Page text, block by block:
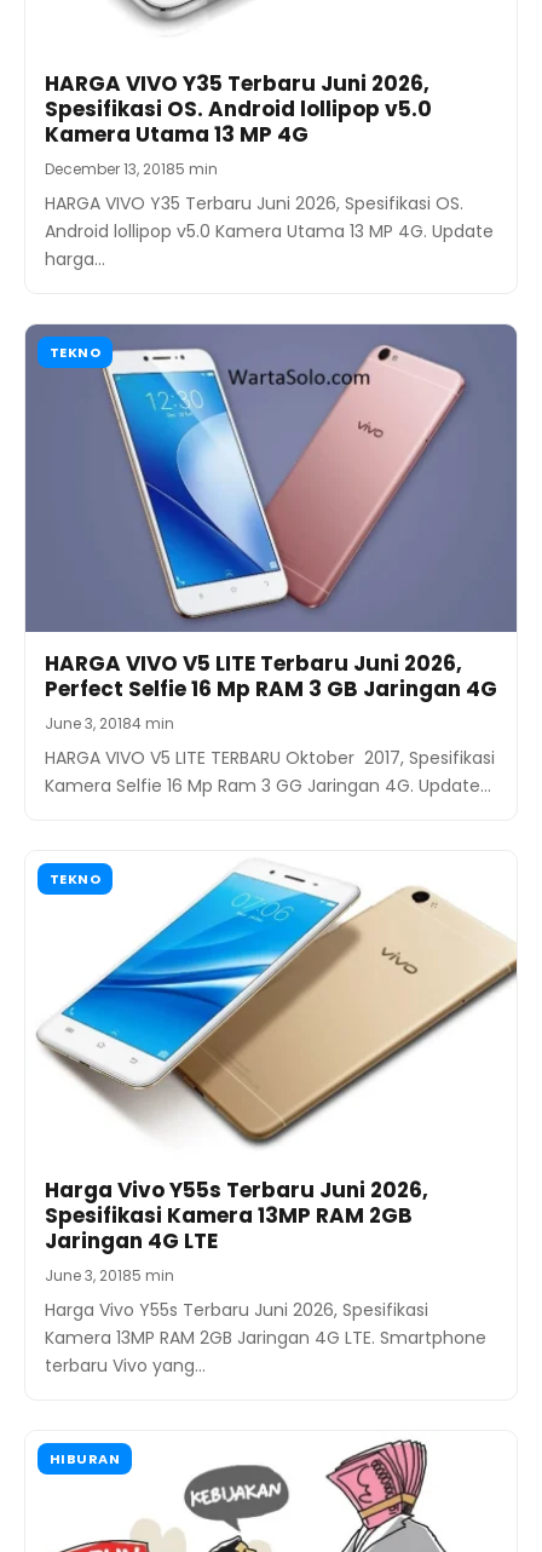
HARGA VIVO Y35 Terbaru Juni 2026,
Spesifikasi OS. Android lollipop v5.0
Kamera Utama 13 MP 4G
December 13, 20185 min
HARGA VIVO Y35 Terbaru Juni 2026, Spesifikasi OS.
Android lollipop v5.0 Kamera Utama 13 MP 4G. Update
harga…
TEKNO
HARGA VIVO V5 LITE Terbaru Juni 2026,
Perfect Selfie 16 Mp RAM 3 GB Jaringan 4G
June 3, 20184 min
HARGA VIVO V5 LITE TERBARU Oktober 2017, Spesifikasi
Kamera Selfie 16 Mp Ram 3 GG Jaringan 4G. Update…
TEKNO
Harga Vivo Y55s Terbaru Juni 2026,
Spesifikasi Kamera 13MP RAM 2GB
Jaringan 4G LTE
June 3, 20185 min
Harga Vivo Y55s Terbaru Juni 2026, Spesifikasi
Kamera 13MP RAM 2GB Jaringan 4G LTE. Smartphone
terbaru Vivo yang…
HIBURAN